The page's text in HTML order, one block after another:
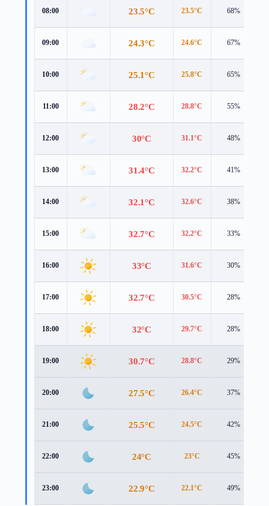
08:00 23.5°C 23.5°C 68%
09:00 24.3°C 24.6°C 67%
10:00 25.1°C 25.8°C 65%
11:00 28.2°C 28.8°C 55%
12:00 30°C 31.1°C 48%
13:00 31.4°C 32.2°C 41%
14:00 32.1°C 32.6°C 38%
15:00 32.7°C 32.2°C 33%
16:00 33°C 31.6°C 30%
17:00 32.7°C 30.5°C 28%
18:00 32°C 29.7°C 28%
19:00 30.7°C 28.8°C 29%
20:00 27.5°C 26.4°C 37%
21:00 25.5°C 24.5°C 42%
22:00 24°C 23°C 45%
23:00 22.9°C 22.1°C 49%